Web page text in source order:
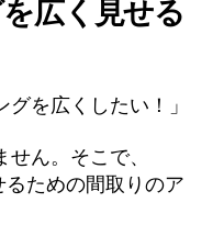
広く見せる
グを広くしたい！」
ん。そこで、
ための間取りのア